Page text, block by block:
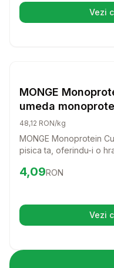
Vezi
MONGE
umeda
(pate), 85g
48,12 RON/kg
MONGE Monoprotein
pisica ta, oferindu-i o
ingrediente de calitate,
Preț:4.09
4,09RON
Vezi